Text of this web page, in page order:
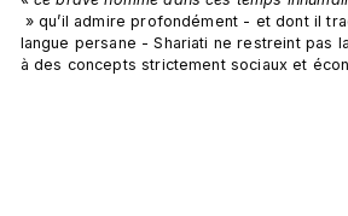
langue persane - Shariati ne restreint pas
à des concepts strictement sociaux et